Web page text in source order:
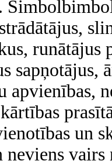
runātājus
sapņotājus,
apvienības,
un
neviens